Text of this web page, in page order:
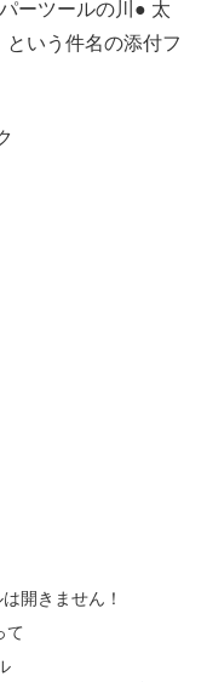
ーツールの川● 太
いう件名の添付フ
開きません！
て